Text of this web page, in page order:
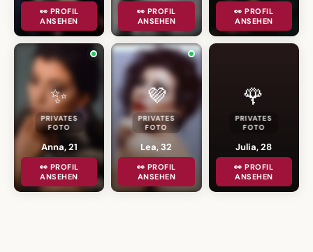
👀 PROFIL
ANSEHEN
👀 PROFIL
ANSEHEN
👀 PROFIL
ANSEHEN
✨
PRIVATES
FOTO
Anna, 21
👀 PROFIL
ANSEHEN
💜
PRIVATES
FOTO
Lea, 32
👀 PROFIL
ANSEHEN
🌹
PRIVATES
FOTO
Julia, 28
👀 PROFIL
ANSEHEN